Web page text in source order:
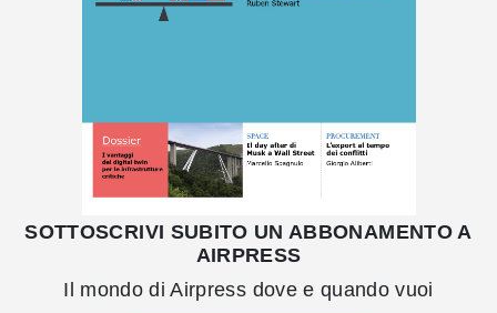
SOTTOSCRIVI SUBITO UN ABBONAMENTO A
AIRPRESS
Il mondo di Airpress dove e quando vuoi